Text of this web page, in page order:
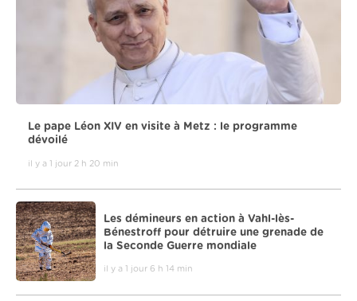
Le pape Léon XIV en visite à Metz : le programme
dévoilé
il y a 1 jour 2 h 20 min
Les démineurs en action à Vahl-lès-
Bénestroff pour détruire une grenade de
la Seconde Guerre mondiale
il y a 1 jour 6 h 14 min